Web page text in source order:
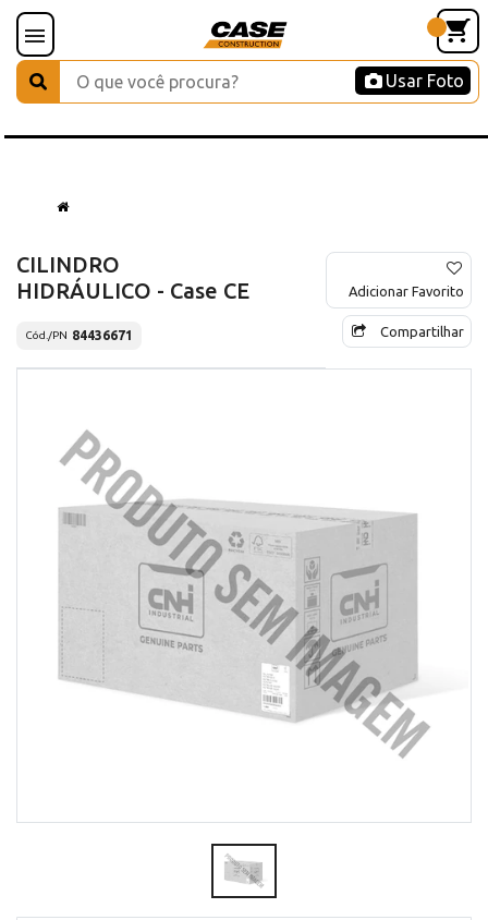
Usar Foto
CILINDRO
HIDRÁULICO - Case CE
Cód./PN 84436671
Adicionar Favorito
Compartilhar